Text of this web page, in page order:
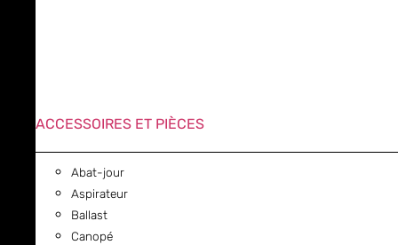
ACCESSOIRES ET PIÈCES
Abat-jour
Aspirateur
Ballast
Canopé